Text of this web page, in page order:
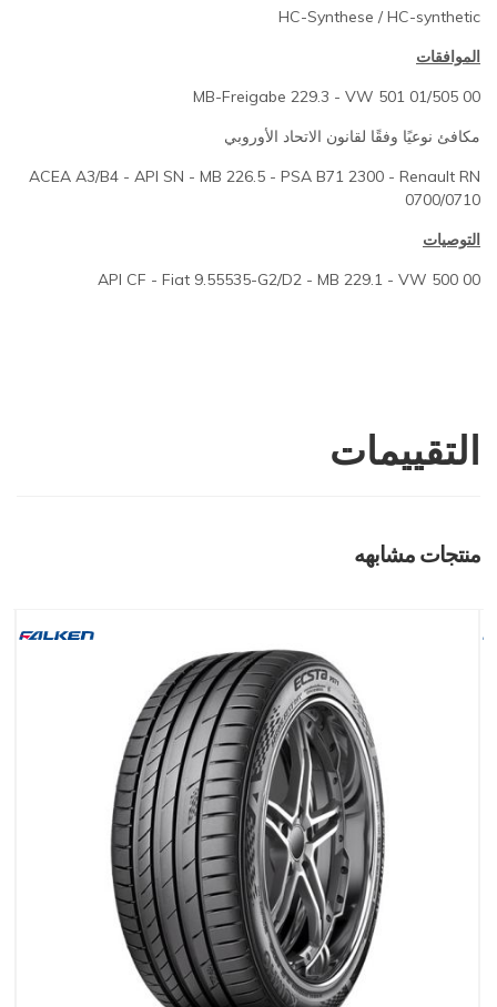
HC-Synthese / HC-synthetic
الموافقات
MB-Freigabe 229.3 - VW 501 01/505 00
مكافئ نوعيًا وفقًا لقانون الاتحاد الأوروبي
ACEA A3/B4 - API SN - MB 226.5 - PSA B71 2300 - Renault RN
0700/0710
التوصيات
API CF - Fiat 9.55535-G2/D2 - MB 229.1 - VW 500 00
التقييمات
منتجات مشابهه